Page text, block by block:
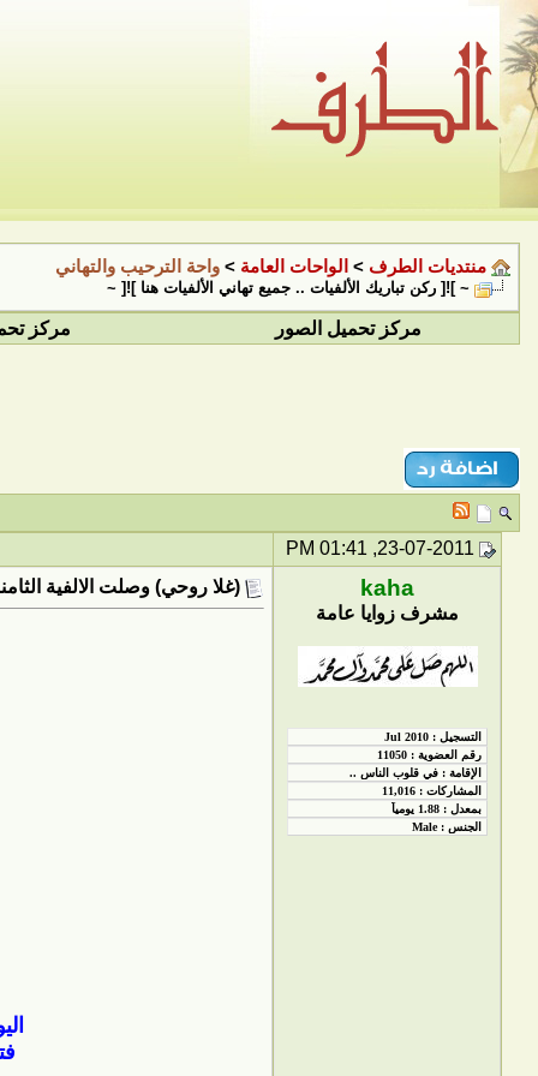
منتديات الطرف > الواحات العامة > واحة الترحيب والتهاني
~ ]![ ركن تباريك الألفيات .. جميع تهاني الألفيات هنا ]![ ~
مركز تحميل الصور
مركز
kaha
مشرف زوايا عامة
(غلا روحي) وصلت الالفية